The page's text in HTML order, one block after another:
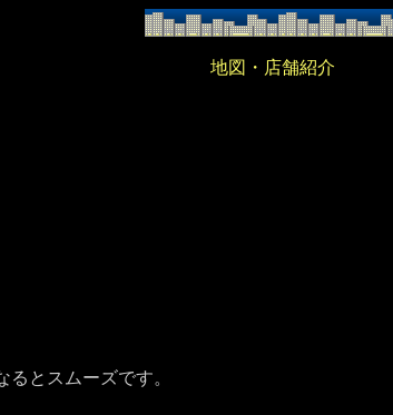
地図・店舗紹介
とスムーズです。